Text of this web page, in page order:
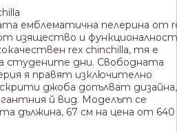
емблематична пелерина от
изящество и
rex chinchilla, тя е
студените дни. Свободната
я правят изключително
джоба допълват дизайна,
й вид. Моделът се
дължина, 67 см на цена от 640